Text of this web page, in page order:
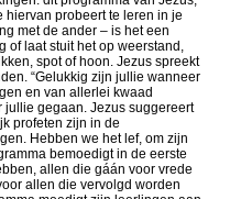
hiervan probeert te leren in je
met de ander – is het een
laat stuit het op weerstand,
spot of hoon. Jezus spreekt
“Gelukkig zijn jullie wanneer
en van allerlei kwaad
jullie gegaan. Jezus suggereert
profeten zijn in de
Hebben we het lef, om zijn
bemoedigt in de eerste
allen die gáán voor vrede
allen die vervolgd worden